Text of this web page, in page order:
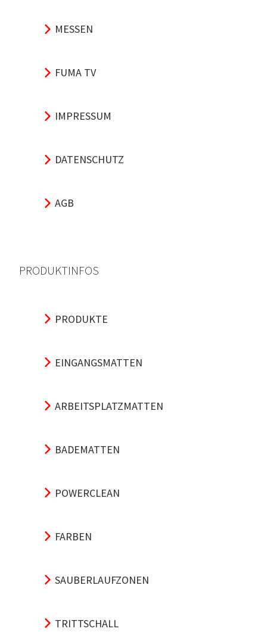
MESSEN
FUMA TV
IMPRESSUM
DATENSCHUTZ
AGB
PRODUKTINFOS
PRODUKTE
EINGANGSMATTEN
ARBEITSPLATZMATTEN
BADEMATTEN
POWERCLEAN
FARBEN
SAUBERLAUFZONEN
TRITTSCHALL